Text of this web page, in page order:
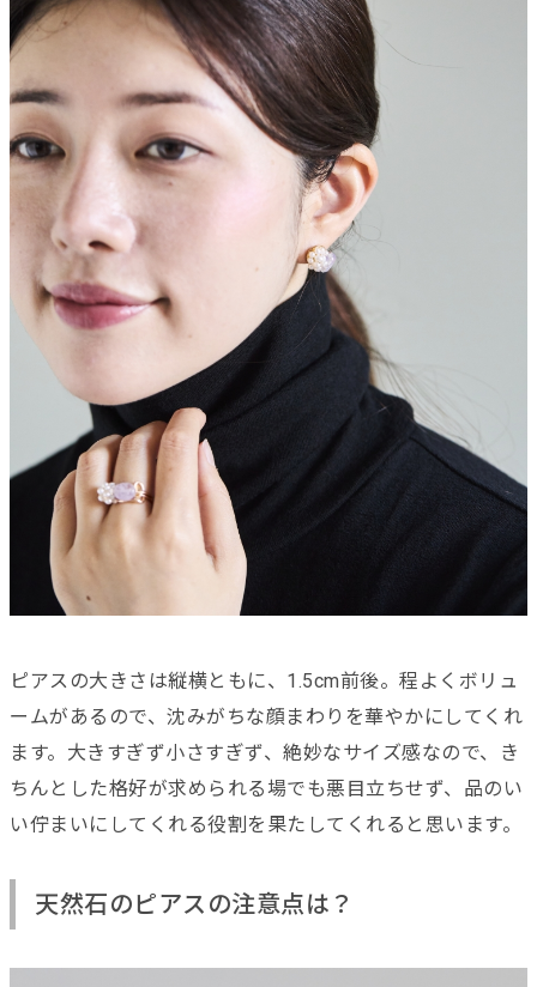
ピアスの大きさは縦横ともに、1.5cm前後。程よくボリュ
ームがあるので、沈みがちな顔まわりを華やかにしてくれ
ます。大きすぎず小さすぎず、絶妙なサイズ感なので、き
ちんとした格好が求められる場でも悪目立ちせず、品のい
い佇まいにしてくれる役割を果たしてくれると思います。
天然石のピアスの注意点は？